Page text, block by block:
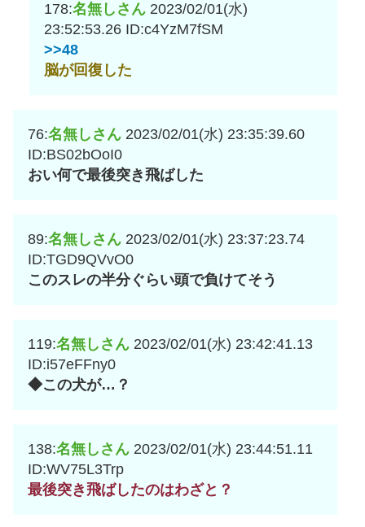
178:名無しさん 2023/02/01(水)
23:52:53.26 ID:c4YzM7fSM
>>48
脳が回復した
76:名無しさん 2023/02/01(水) 23:35:39.60
ID:BS02bOoI0
おい何で最後突き飛ばした
89:名無しさん 2023/02/01(水) 23:37:23.74
ID:TGD9QVvO0
このスレの半分ぐらい頭で負けてそう
119:名無しさん 2023/02/01(水) 23:42:41.13
ID:i57eFFny0
◆この犬が…？
138:名無しさん 2023/02/01(水) 23:44:51.11
ID:WV75L3Trp
最後突き飛ばしたのはわざと？